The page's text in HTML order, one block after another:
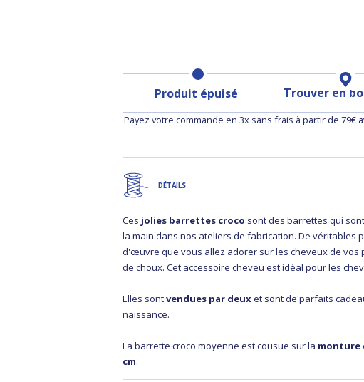
Produit épuisé Trouver en
Payez votre commande en 3x sans frais à partir de 79€
DÉTAILS
Ces jolies barrettes croco sont des barrettes qui
la main dans nos ateliers de fabrication. De véritables
d'œuvre que vous allez adorer sur les cheveux de vos
de choux. Cet accessoire cheveu est idéal pour les
Elles sontvendues par deuxet sont de parfaits
naissance.
La barrette croco moyenne est cousue sur la monture
cm.